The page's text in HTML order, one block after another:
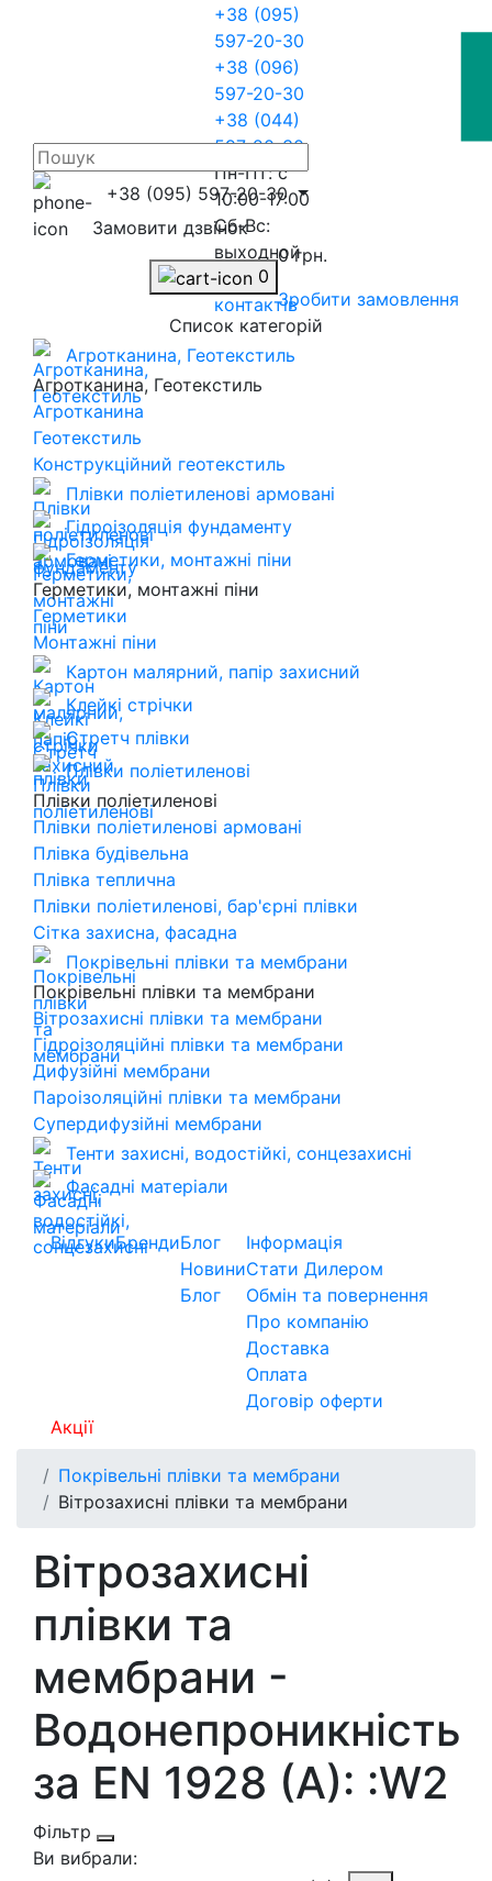
+38 (095)
597-20-30
+38 (096)
597-20-30
+38 (044)
597-20-30
Пн-Пт: с
10:00-17:00
Сб-Вс:
выходной
До
контактів
+38 (095) 597-20-30
Замовити дзвінок
0
0 грн.
Зробити замовлення
Список категорій
Агротканина, Геотекстиль
Агротканина, Геотекстиль
Агротканина
Геотекстиль
Конструкційний геотекстиль
Плівки поліетиленові армовані
Гідроізоляція фундаменту
Герметики, монтажні піни
Герметики, монтажні піни
Герметики
Монтажні піни
Картон малярний, папір захисний
Клейкі стрічки
Стретч плівки
Плівки поліетиленові
Плівки поліетиленові
Плівки поліетиленові армовані
Плівка будівельна
Плівка теплична
Плівки поліетиленові, бар'єрні плівки
Сітка захисна, фасадна
Покрівельні плівки та мембрани
Покрівельні плівки та мембрани
Вітрозахисні плівки та мембрани
Гідроізоляційні плівки та мембрани
Дифузійні мембрани
Пароізоляційні плівки та мембрани
Супердифузійні мембрани
Тенти захисні, водостійкі, сонцезахисні
Фасадні матеріали
ВідгукиБрендиБлог
Новини
Блог
Інформація
Стати Дилером
Обмін та повернення
Про компанію
Доставка
Оплата
Договір оферти
Акції
Покрівельні плівки та мембрани
Вітрозахисні плівки та мембрани
Вітрозахисні
плівки та
мембрани -
Водонепроникність
за EN 1928 (A): :W2
Фільтр
Ви вибрали: